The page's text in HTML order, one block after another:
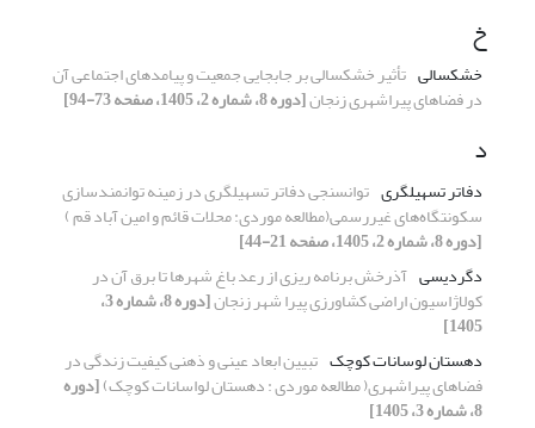
خ
خشکسالی تأثیر خشکسالی بر جابجایی جمعیت و پیامدهای اجتماعی آن
در فضاهای پیراشهری زنجان[دوره 8، شماره 2، 1405، صفحه 73-94]
د
دفاتر تسهیلگری توانسنجی دفاتر تسهیلگری در زمینه توانمندسازی
سکونتگاه‌های غیررسمی(مطالعه موردی: محلات قائم و امین آباد قم )
[دوره 8، شماره 2، 1405، صفحه 21-44]
دگردیسی آذرخش برنامه ریزی از رعد باغ شهرها تا برق آن در
کولاژاسیون اراضی کشاورزی پیرا شهر زنجان [دوره 8، شماره 3،
1405]
دهستان لوسانات کوچک تبیین ابعاد عینی و ذهنی کیفیت زندگی در
فضاهای پیراشهری( مطالعه موردی : دهستان لواسانات کوچک)[دوره
8، شماره 3، 1405]